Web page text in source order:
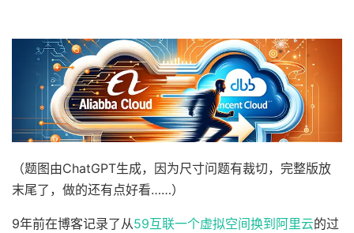
（题图由ChatGPT生成，因为尺寸问题有裁切，完整版放
末尾了，做的还有点好看……）
9年前在博客记录了从59互联一个虚拟空间换到阿里云的过